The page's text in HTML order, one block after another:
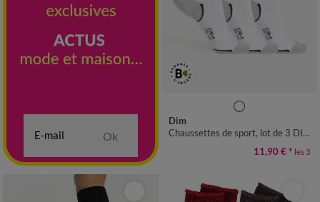
Ok
35/38 39/42
Dim
Chaussettes de sport, lot de 3 DIM®
11,90 € * les 3